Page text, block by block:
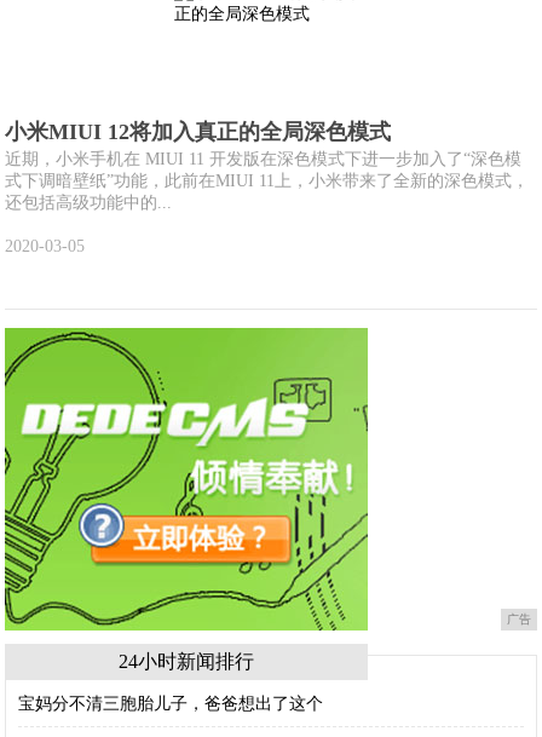
小米MIUI 12将加入真正的全局深色模式
近期，小米手机在 MIUI 11 开发版在深色模式下进一步加入了“深色模
式下调暗壁纸”功能，此前在MIUI 11上，小米带来了全新的深色模式，
还包括高级功能中的...
2020-03-05
广告
24小时新闻排行
宝妈分不清三胞胎儿子，爸爸想出了这个